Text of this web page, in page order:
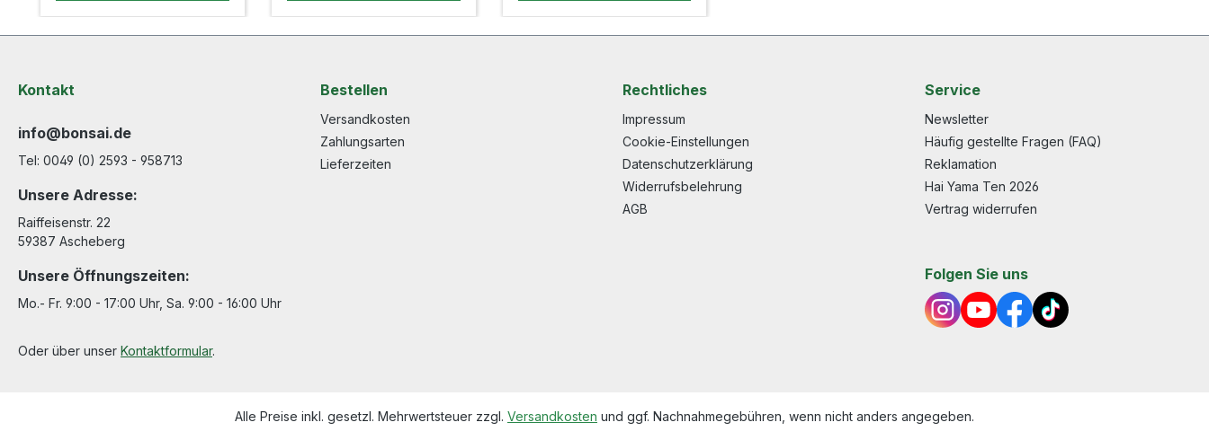
Kontakt
info@bonsai.de
Tel: 0049 (0) 2593 - 958713
Unsere Adresse:
Raiffeisenstr. 22
59387 Ascheberg
Unsere Öffnungszeiten:
Mo.- Fr. 9:00 - 17:00 Uhr, Sa. 9:00 - 16:00 Uhr
Oder über unser Kontaktformular.
Bestellen
Versandkosten
Zahlungsarten
Lieferzeiten
Rechtliches
Impressum
Cookie-Einstellungen
Datenschutzerklärung
Widerrufsbelehrung
AGB
Service
Newsletter
Häufig gestellte Fragen (FAQ)
Reklamation
Hai Yama Ten 2026
Vertrag widerrufen
Folgen Sie uns
Alle Preise inkl. gesetzl. Mehrwertsteuer zzgl. Versandkosten und ggf. Nachnahmegebühren, wenn nicht anders angegeben.